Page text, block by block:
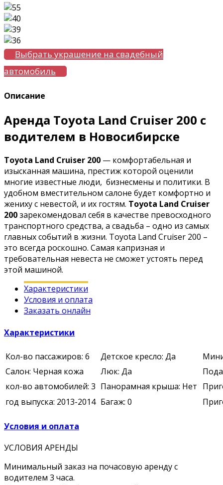
Выбрать украшение на свадебный
автомобиль
Описание
Аренда Toyota Land Cruiser 200 с
водителем в Новосибирске
Toyota Land Cruiser 200 — комфортабельная и
изысканная машина, престиж которой оценили
многие известные люди, бизнесмены и политики. В
удобном вместительном салоне будет комфортно и
жениху с невестой, и их гостям. Toyota Land Cruiser
200зарекомендовал себя в качестве превосходного
транспортного средства, а свадьба – одно из самых
главных событий в жизни. Toyota Land Cruiser 200 –
это всегда роскошно. Самая капризная и
требовательная невеста не сможет устоять перед
этой машиной.
Характеристики
Условия и оплата
Заказать онлайн
Характеристики
Кол-во пассажиров: 6 Детское кресло: Да
Салон: Черная кожа
Люк: Да
кол-во автомобилей: 3 Панорамная крыша: Нет
год выпуска: 2013-2014 Багаж: 0
Условия и оплата
УСЛОВИЯ АРЕНДЫ
Минимальный заказ на почасовую аренду с
водителем 3 часа.